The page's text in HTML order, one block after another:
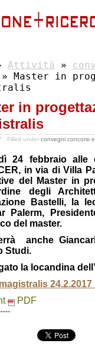
Attività »
» Master in
in
Filled under convegni concorsi
24 febbraio alle
in via di Villa
del Master in
degli
Bastelli, la
Palerm,
del master.
anche
Studi.
la locandina
PDF